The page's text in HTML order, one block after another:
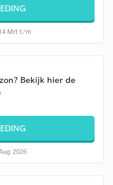
Mrt t/m
Bekijk hier de
2026